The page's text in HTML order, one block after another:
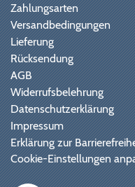
Zahlungsarten
Versandbedingungen
Lieferung
Rücksendung
AGB
Widerrufsbelehrung
Datenschutzerklärung
Impressum
Erklärung zur
Cookie-Einstellungen